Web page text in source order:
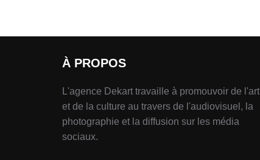
À PROPOS
L'agence Dekart travaille à promouvoir de l'art
et de la culture au travers de l'audiovisuel, la
photographie et la diffusion sur les média
sociaux.